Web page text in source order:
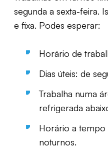
segunda a sexta-feira.
e fixa. Podes esperar:
Horário de
Dias úteis: de
Trabalha numa
refrigerada
Horário a tempo
noturnos.